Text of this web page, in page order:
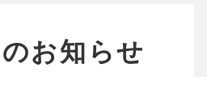
お知らせ